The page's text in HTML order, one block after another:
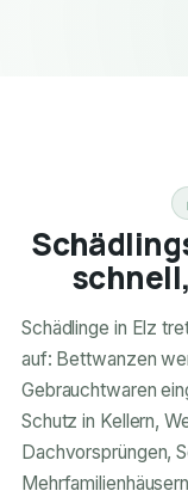
Schädlinge in Elz
auf: Bettwanzen
Gebrauchtwaren
Schutz in Kellern,
Dachvorsprüngen,